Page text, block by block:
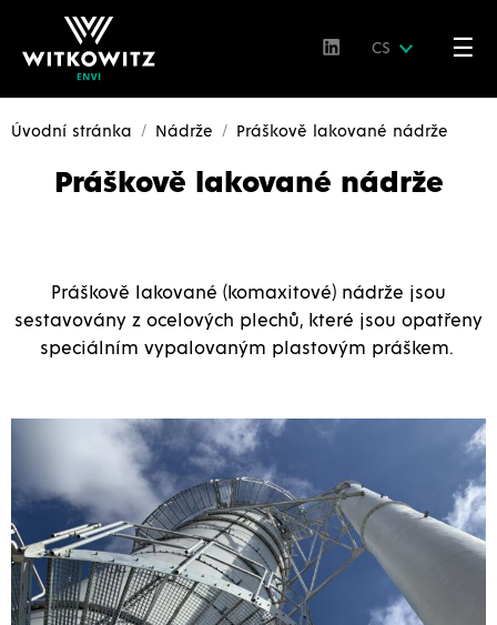
CS ☰
Úvodní stránka Nádrže Práškově lakované nádrže
Práškově lakované nádrže
Práškově lakované (komaxitové) nádrže jsou
sestavovány z ocelových plechů, které jsou opatřeny
speciálním vypalovaným plastovým práškem.